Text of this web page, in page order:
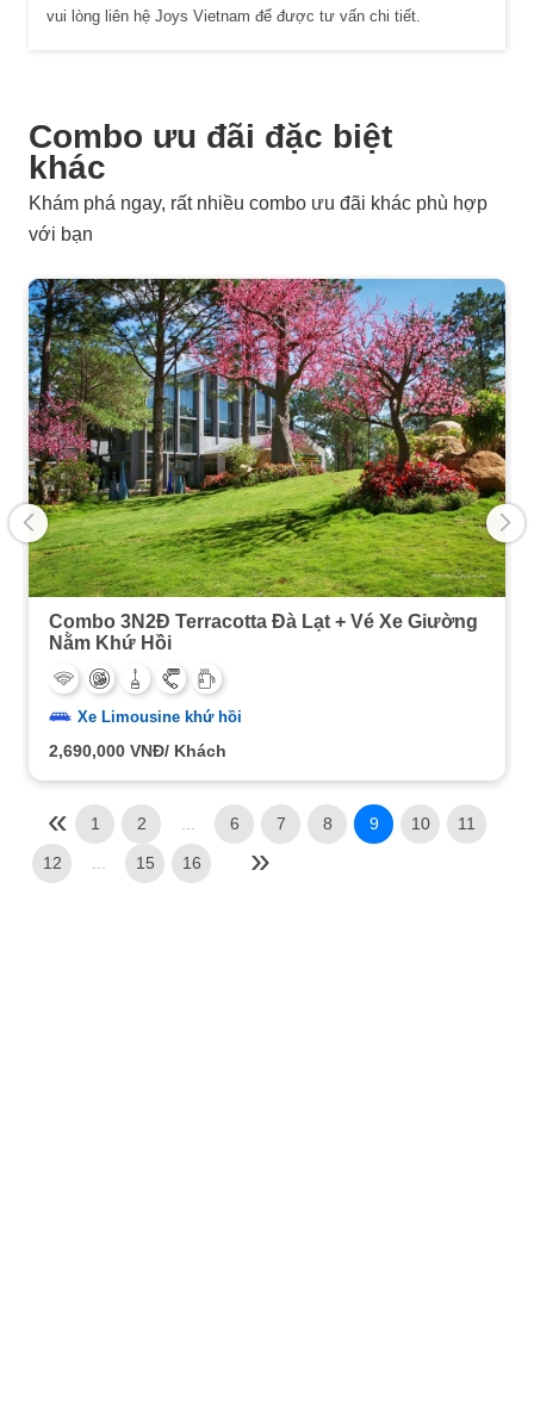
vui lòng liên hệ Joys Vietnam để được tư vấn chi tiết.
Combo ưu đãi đặc biệt
khác
Khám phá ngay, rất nhiều combo ưu đãi khác phù hợp
với bạn
Combo 3N2Đ Terracotta Đà Lạt + Vé Xe Giường
Nằm Khứ Hồi
Xe Limousine khứ hồi
2,690,000 VNĐ/ Khách
1 2 6 7 8 9 10 11
12 15 16